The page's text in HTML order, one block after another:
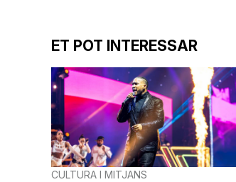
ET POT INTERESSAR
CULTURA I MITJANS